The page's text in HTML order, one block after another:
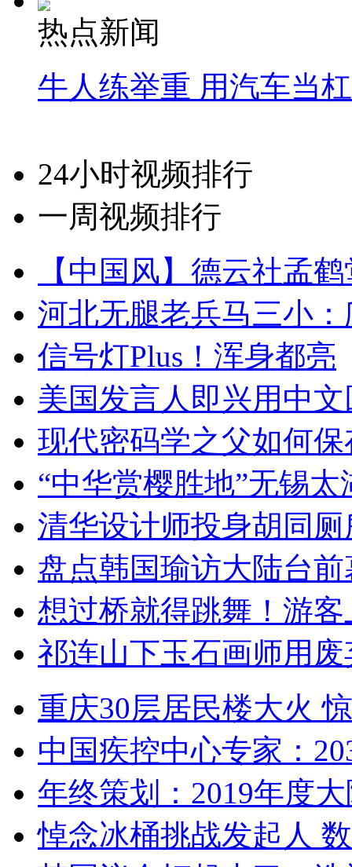
热点新闻
牛人练举重 用汽车当
24小时视频排行
一周视频排行
【中国风】德云社孟
河北无腿老兵马三小
信号灯Plus！浑身都亮
美国发言人即兴用中
现代密码学之父如何
“中华赏樱胜地”无锡
清华设计师投身胡同
盘点韩国瑜访大陆台
想过桥就得跳舞！游客
祁连山下玉石画师用
重庆30层居民楼大火
中国疾控中心专家：
年终策划：2019年度
悼念冰桶挑战发起人